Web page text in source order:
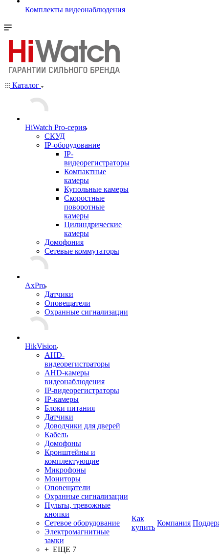
Комплекты видеонаблюдения
Каталог
HiWatch Pro-серия
CКУД
IP-оборудование
IP-
видеорегистраторы
Компактные
камеры
Купольные камеры
Скоростные
поворотные
камеры
Цилиндрические
камеры
Домофония
Сетевые коммутаторы
AxPro
Датчики
Оповещатели
Охранные сигнализации
HikVision
AHD-
видеорегистраторы
AHD-камеры
видеонаблюдения
IP-видеорегистраторы
IP-камеры
Блоки питания
Датчики
Доводчики для дверей
Кабель
Домофоны
Кронштейны и
комплектующие
Микрофоны
Мониторы
Оповещатели
Охранные сигнализации
Пульты, тревожные
кнопки
Сетевое оборудование
Электромагнитные
замки
+ ЕЩЕ 7
Как
купить
Компания